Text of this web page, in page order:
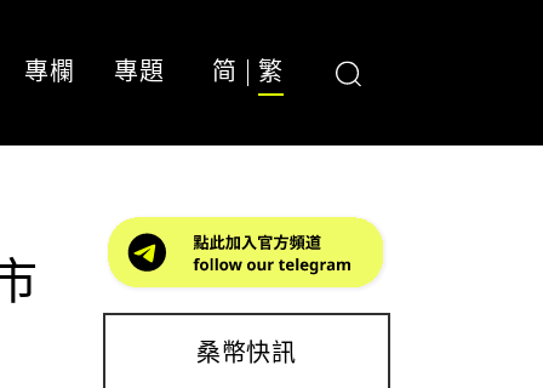
專欄 專題 简 繁
桑幣快訊